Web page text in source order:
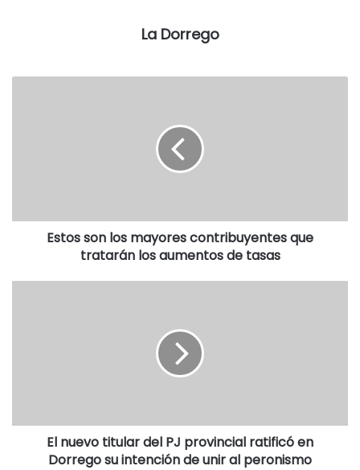
La Dorrego
Estos son los mayores contribuyentes que
tratarán los aumentos de tasas
El nuevo titular del PJ provincial ratificó en
Dorrego su intención de unir al peronismo